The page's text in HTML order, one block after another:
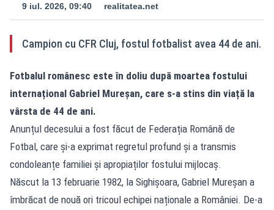
9 iul. 2026, 09:40 realitatea.net
Campion cu CFR Cluj, fostul fotbalist avea 44 de ani.
Fotbalul românesc este în doliu după moartea fostului
internațional Gabriel Mureșan, care s-a stins din viață la
vârsta de 44 de ani.
Anunțul decesului a fost făcut de Federația Română de
Fotbal, care și-a exprimat regretul profund și a transmis
condoleanțe familiei și apropiaților fostului mijlocaș.
Născut la 13 februarie 1982, la Sighișoara, Gabriel Mureșan a
îmbrăcat de nouă ori tricoul echipei naționale a României. De-a